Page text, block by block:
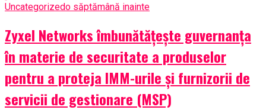
Uncategorizedo săptămână inainte
Zyxel Networks îmbunătățește guvernanța
în materie de securitate a produselor
pentru a proteja IMM-urile și furnizorii de
servicii de gestionare (MSP)